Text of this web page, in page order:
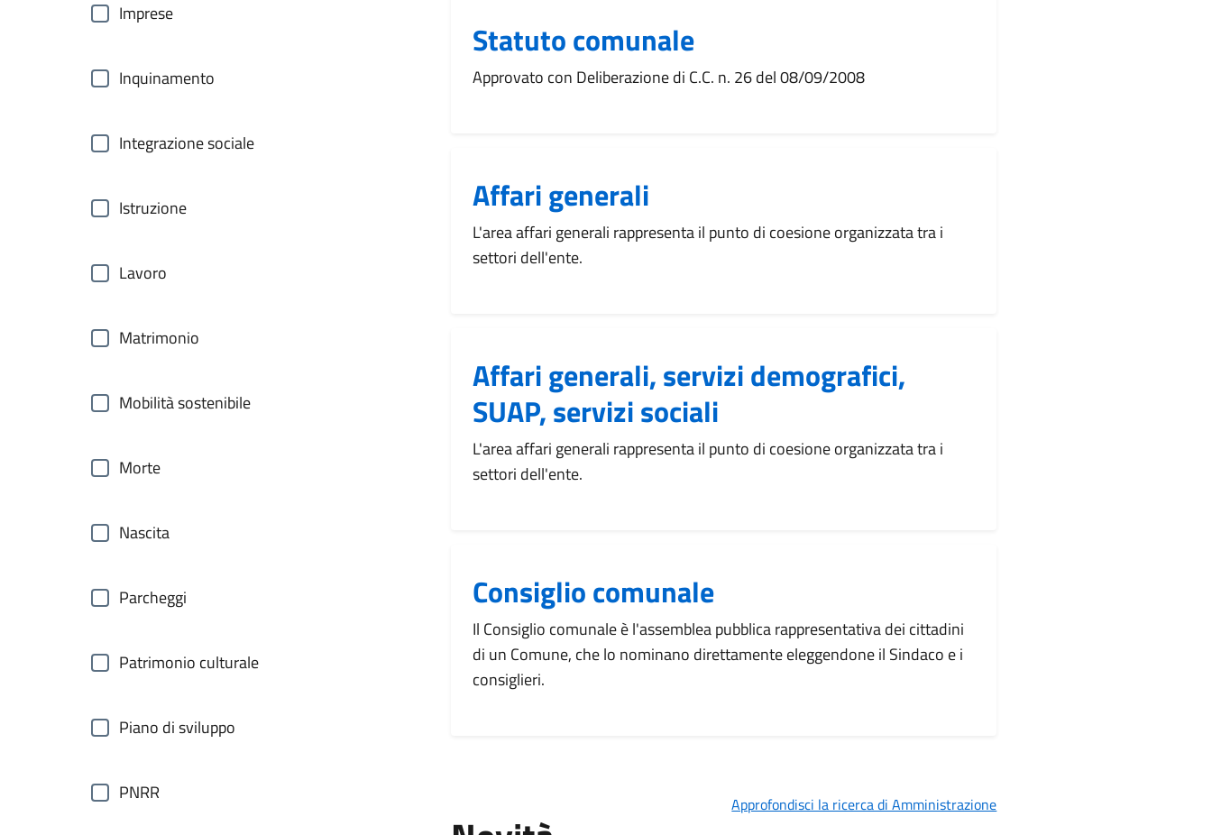
Imprese
Inquinamento
Integrazione sociale
Istruzione
Lavoro
Matrimonio
Mobilità sostenibile
Morte
Nascita
Parcheggi
Patrimonio culturale
Piano di sviluppo
PNRR
Statuto comunale
Approvato con Deliberazione di C.C. n. 26 del 08/09/2008
Affari generali
L'area affari generali rappresenta il punto di coesione organizzata tra i
settori dell'ente.
Affari generali, servizi demografici,
SUAP, servizi sociali
L'area affari generali rappresenta il punto di coesione organizzata tra i
settori dell'ente.
Consiglio comunale
Il Consiglio comunale è l'assemblea pubblica rappresentativa dei cittadini
di un Comune, che lo nominano direttamente eleggendone il Sindaco e i
consiglieri.
Approfondisci la ricerca di Amministrazione